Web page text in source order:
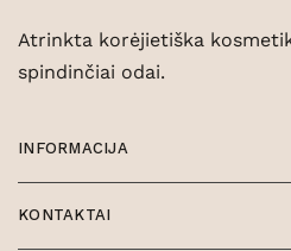
Atrinkta korėjietiška
spindinčiai odai.
INFORMACIJA
KONTAKTAI